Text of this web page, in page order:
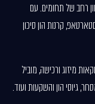
רחב של תחומים. עם
קרנות הון סיכון
מיזוג ורכישה, מוביל
גיוסי הון והשקעות ועוד.